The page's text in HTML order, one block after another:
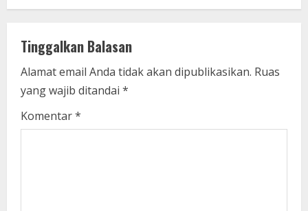
n
u
e
R
e
Tinggalkan Balasan
Alamat email Anda tidak akan dipublikasikan. Ruas
yang wajib ditandai *
Komentar*